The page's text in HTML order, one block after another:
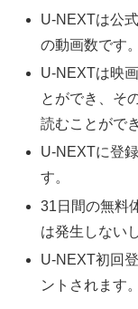
U-NEXTは公
の動画数です。
U-NEXTは映
とができ、そ
読むことがで
U-NEXTに登
す。
31日間の無料
は発生しない
U-NEXT初回
ントされます。